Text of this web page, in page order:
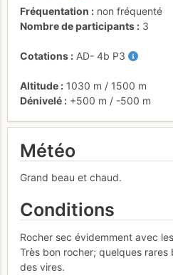
Fréquentation
non fréquenté
Nombre de participants
3
Cotations AD- 4b P3
Altitude 1030 m / 1500 m
Dénivelé
+500 m / -500 m
Météo
Grand beau et chaud.
Conditions
Rocher sec évidemment avec
Très bon rocher; quelques
des vires.